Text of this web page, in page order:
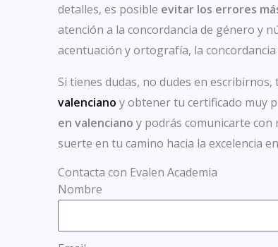
detalles, es posible evitar los errores
atención a la concordancia de género y
acentuación y ortografía, la
Si tienes dudas, no dudes en
valenciano y obtener tu certificado muy
en valenciano y podrás comunicarte con
suerte en tu camino hacia la excelencia
Contacta con Evalen Academia
Nombre